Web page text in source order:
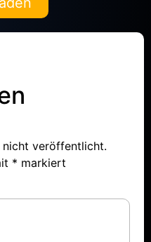
nicht veröffentlicht.
* markiert